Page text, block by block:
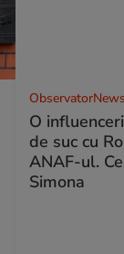
O
de suc cu
ANAF-ul.
Simona